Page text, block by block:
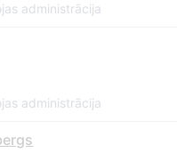
administrācija
administrācija